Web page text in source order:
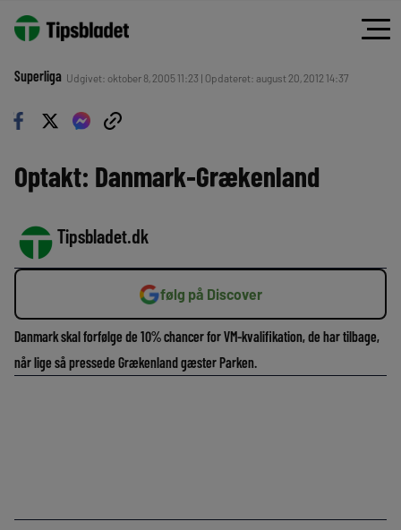
Superliga Udgivet: oktober 8, 2005 11:23 | Opdateret: august 20, 2012 14:37
Optakt: Danmark-Grækenland
Tipsbladet.dk
følg på Discover
Danmark skal forfølge de 10% chancer for VM-kvalifikation, de har tilbage,
når lige så pressede Grækenland gæster Parken.